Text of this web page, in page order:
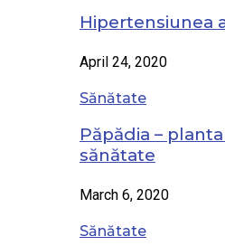
Hipertensiunea
April 24, 2020
Sănătate
Păpădia –
sănătate
March 6, 2020
Sănătate